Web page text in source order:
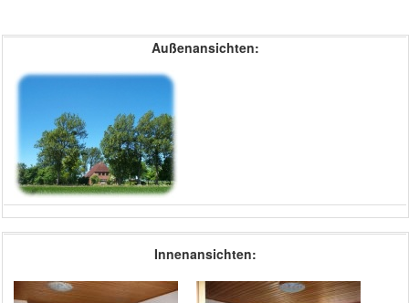
Außenansichten:
Innenansichten: